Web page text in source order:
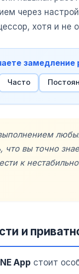
через
хотя и не
замедление
Часто
что вы точно
к
и
App стоит